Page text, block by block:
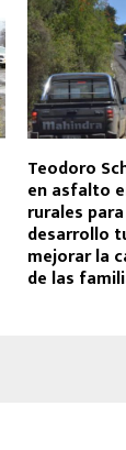
Teodoro
en asfalto
rurales
desarrollo
mejorar la
de las